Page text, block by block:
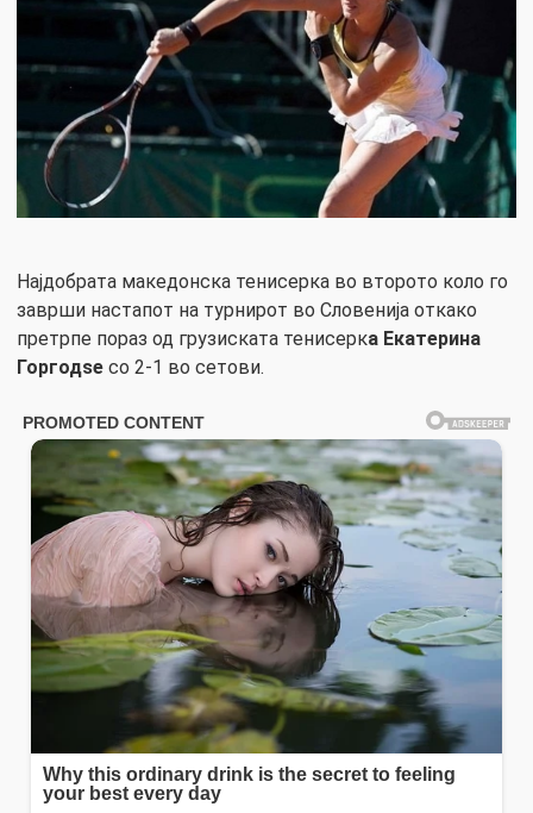
Најдобрата македонска тенисерка во второто коло го
заврши настапот на турнирот во Словенија откако
претрпе пораз од грузиската тенисерка Екатерина
Горгодѕе со 2-1 во сетови.